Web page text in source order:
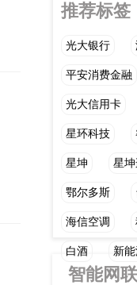
推荐标签
光大银行
平安消费金融
光大信用卡
星环科技
星坤 星
鄂尔多斯
海信空调
白酒 新
智能网联